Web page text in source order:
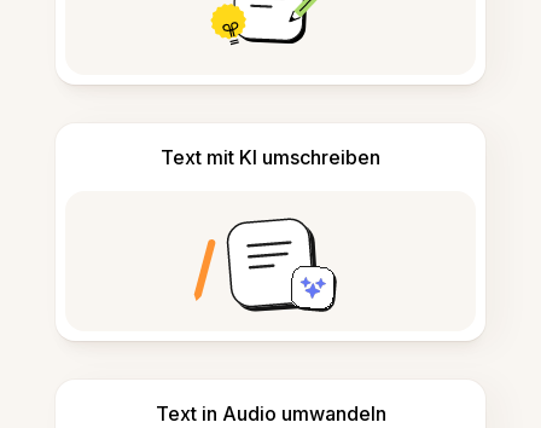
Text mit KI umschreiben
Text in Audio umwandeln